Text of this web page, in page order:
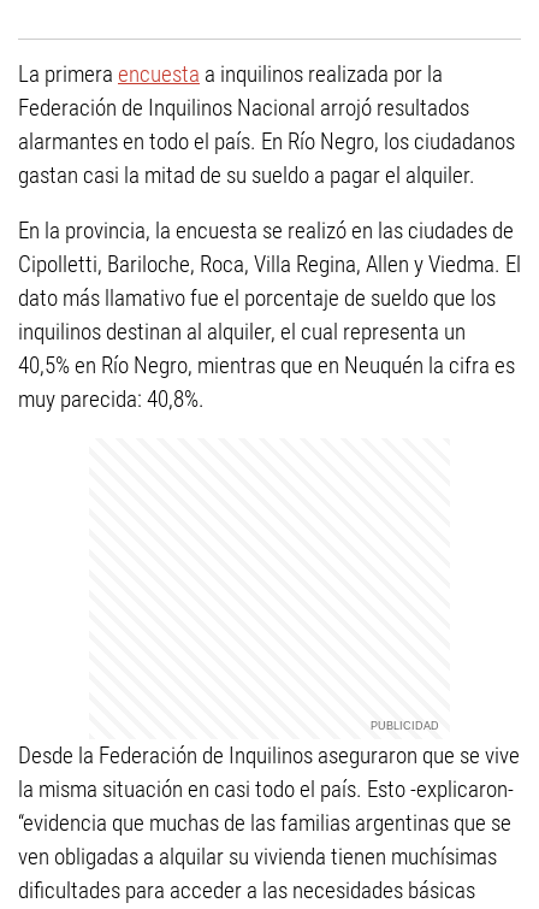
La primera encuesta a inquilinos realizada por la
Federación de Inquilinos Nacional arrojó resultados
alarmantes en todo el país. En Río Negro, los ciudadanos
gastan casi la mitad de su sueldo a pagar el alquiler.
En la provincia, la encuesta se realizó en las ciudades de
Cipolletti, Bariloche, Roca, Villa Regina, Allen y Viedma. El
dato más llamativo fue el porcentaje de sueldo que los
inquilinos destinan al alquiler, el cual representa un
40,5% en Río Negro, mientras que en Neuquén la cifra es
muy parecida: 40,8%.
Desde la Federación de Inquilinos aseguraron que se vive
la misma situación en casi todo el país. Esto -explicaron-
“evidencia que muchas de las familias argentinas que se
ven obligadas a alquilar su vivienda tienen muchísimas
dificultades para acceder a las necesidades básicas